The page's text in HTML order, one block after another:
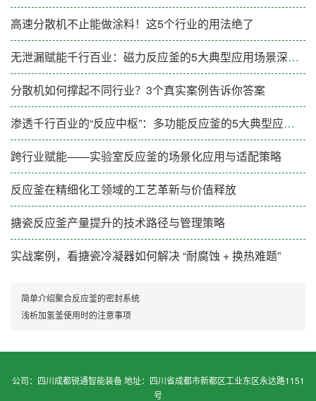
高速分散机不止能做涂料！这5个行业的用法绝了
无泄漏赋能千行百业：磁力反应釜的5大典型应用场景深度解析
分散机如何撑起不同行业？3个真实案例告诉你答案
渗透千行百业的“反应中枢”：多功能反应釜的5大典型应用场景解析
跨行业赋能——实验室反应釜的场景化应用与适配策略
反应釜在精细化工领域的工艺革新与价值释放
搪瓷反应釜产量提升的技术路径与管理策略
实战案例，看搪瓷冷凝器如何解决 “耐腐蚀 + 换热难题”
简单介绍聚合反应釜的密封系统
浅析加氢釜使用时的注意事项
公司：四川成都锐通智能装备 地址：四川省成都市新都区工业东区永达路1151
号